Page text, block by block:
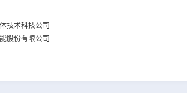
技术科技公司
股份有限公司